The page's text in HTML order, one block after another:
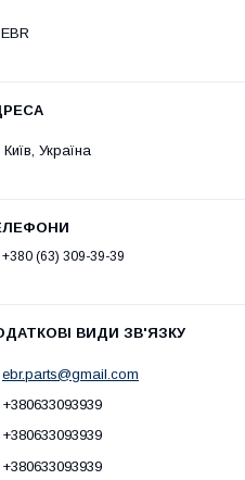
EBR
Київ, Україна
+380 (63) 309-39-39
ebr.parts@gmail.com
+380633093939
+380633093939
+380633093939